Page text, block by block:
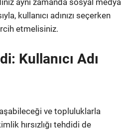
kullanıcı adınızı seçerken
etmelisiniz.
Kullanıcı Adı
ve topluluklarla
hırsızlığı tehdidi de